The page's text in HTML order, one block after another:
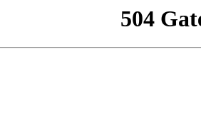
504